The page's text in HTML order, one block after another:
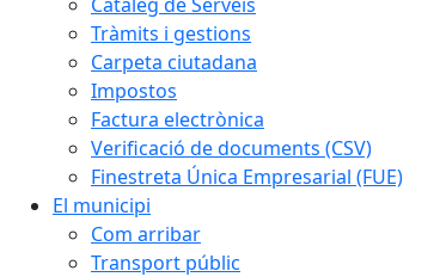
Tràmits i gestions
Carpeta ciutadana
Impostos
Factura electrònica
Verificació de documents (CSV)
Finestreta Única Empresarial (FUE)
El municipi
Com arribar
Transport públic